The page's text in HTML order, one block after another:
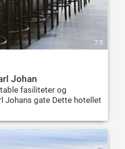
7.5
Johan
fasiliteter og
Johans gate Dette hotellet